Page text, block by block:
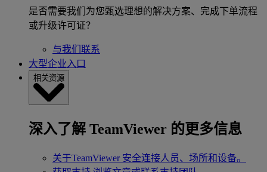
是否需要我们为您甄选理想的解决方案、完成下单流程
或升级许可证？
与我们联系
大型企业入口
相关资源
深入了解 TeamViewer 的更多信息
关于TeamViewer 安全连接人员、场所和设备。